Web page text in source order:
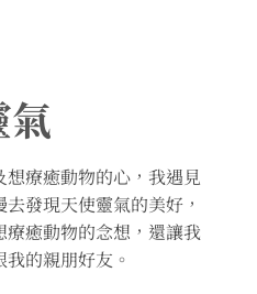
氣
療癒動物的心，我遇見
發現天使靈氣的美好，
癒動物的念想，還讓我
的親朋好友。